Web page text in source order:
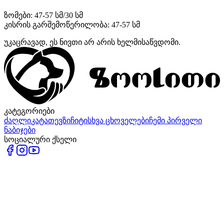
ზომები: 47-57 სმ/30 სმ
კისრის გარშემოწერილობა: 47-57 სმ
უკაცრავად, ეს ნივთი არ არის ხელმისაწვდომი.
კატეგორიები
ძაღლიკატათევზიჩიტისხვა ცხოველებიჩემი პირველი
ნაბიჯები
სოციალური ქსელი